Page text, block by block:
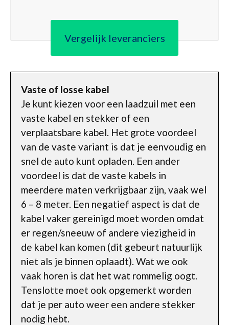
Vergelijk leveranciers
Vaste of losse kabel
Je kunt kiezen voor een laadzuil met een
vaste kabel en stekker of een
verplaatsbare kabel. Het grote voordeel
van de vaste variant is dat je eenvoudig en
snel de auto kunt opladen. Een ander
voordeel is dat de vaste kabels in
meerdere maten verkrijgbaar zijn, vaak wel
6 – 8 meter. Een negatief aspect is dat de
kabel vaker gereinigd moet worden omdat
er regen/sneeuw of andere viezigheid in
de kabel kan komen (dit gebeurt natuurlijk
niet als je binnen oplaadt). Wat we ook
vaak horen is dat het wat rommelig oogt.
Tenslotte moet ook opgemerkt worden
dat je per auto weer een andere stekker
nodig hebt.